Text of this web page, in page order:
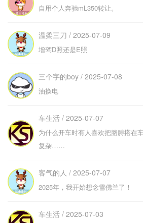
自用个人奔驰mL350转让。
温柔三刀 / 2025-07-09
增驾D照还是E照
三个字的boy / 2025-07-08
油换电
车生活 / 2025-07-07
为什么开车时有人喜欢把胳膊搭在
复杂……
客气的人 / 2025-07-07
2025年，我开始想念雪佛兰了！
车生活 / 2025-07-03